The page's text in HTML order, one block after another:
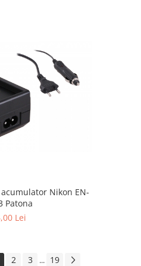
Nikon EN-
Patona
Lei
2 3 ... 19